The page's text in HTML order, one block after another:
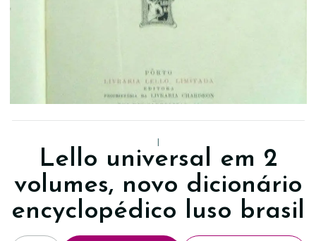
|
Lello universal em 2
volumes, novo dicionário
encyclopédico luso brasil